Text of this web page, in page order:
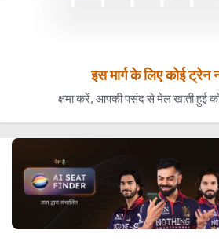
इस मार्ग के लिए कोई ट्रेन
क्षमा करें, आपकी पसंद से मेल खाती हुई